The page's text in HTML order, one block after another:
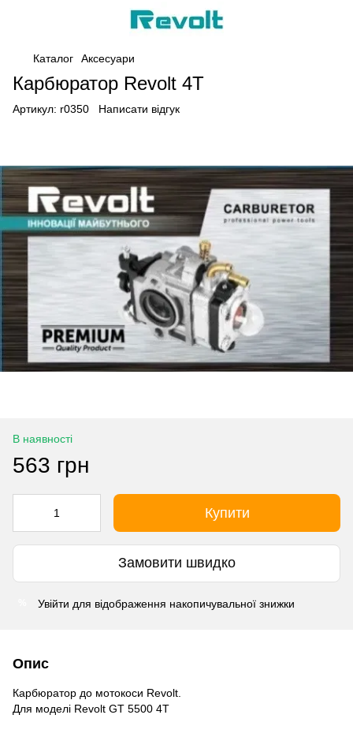
Каталог Аксесуари
Карбюратор Revolt 4Т
Артикул: r0350 Написати відгук
В наявності
563 грн
Купити
Замовити швидко
Увійти для відображення накопичувальної знижки
Опис
Карбюратор до мотокоси Revolt.
Для моделі Revolt GT 5500 4Т